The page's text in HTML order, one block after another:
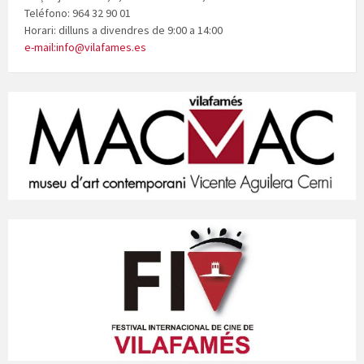
Teléfono: 964 32 90 01
Horari: dilluns a divendres de 9:00 a 14:00
e-mail:info@vilafames.es